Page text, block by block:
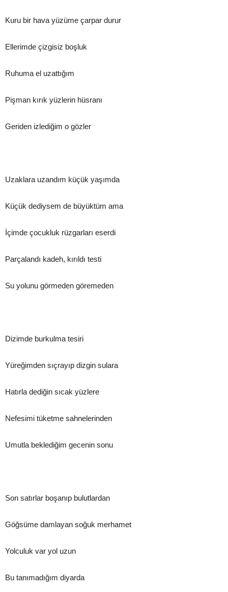
Kuru bir hava yüzüme çarpar durur
Ellerimde çizgisiz boşluk
Ruhuma el uzattığım
Pişman kırık yüzlerin hüsranı
Geriden izlediğim o gözler
Uzaklara uzandım küçük yaşımda
Küçük dediysem de büyüktüm ama
İçimde çocukluk rüzgarları eserdi
Parçalandı kadeh, kırıldı testi
Su yolunu görmeden göremeden
Dizimde burkulma tesiri
Yüreğimden sıçrayıp dizgin sulara
Hatırla dediğin sıcak yüzlere
Nefesimi tüketme sahnelerinden
Umutla beklediğim gecenin sonu
Son satırlar boşanıp bulutlardan
Göğsüme damlayan soğuk merhamet
Yolculuk var yol uzun
Bu tanımadığım diyarda